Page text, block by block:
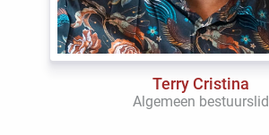
Terry Cristina
Algemeen bestuurslid